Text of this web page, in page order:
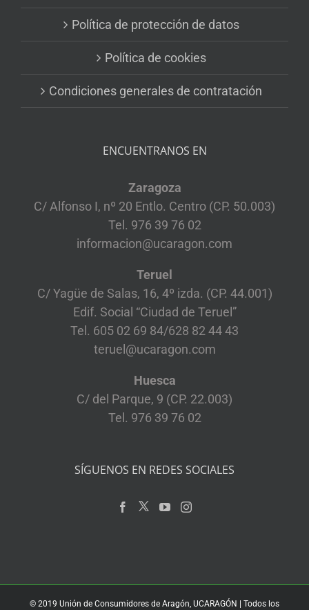
Política de protección de datos
Política de cookies
Condiciones generales de contratación
ENCUENTRANOS EN
Zaragoza
C/ Alfonso I, nº 20 Entlo. Centro (CP. 50.003)
Tel. 976 39 76 02
informacion@ucaragon.com
Teruel
C/ Yagüe de Salas, 16, 4º izda. (CP. 44.001)
Edif. Social “Ciudad de Teruel”
Tel. 605 02 69 84/628 82 44 43
teruel@ucaragon.com
Huesca
C/ del Parque, 9 (CP. 22.003)
Tel. 976 39 76 02
SÍGUENOS EN REDES SOCIALES
© 2019 Unión de Consumidores de Aragón, UCARAGÓN | Todos los